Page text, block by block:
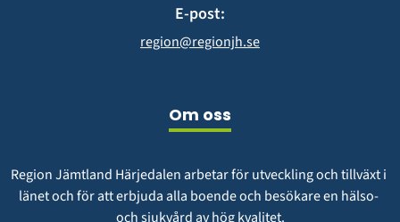
E-post:
region@regionjh.se
Om oss
Region Jämtland Härjedalen arbetar för utveckling och tillväxt i
länet och för att erbjuda alla boende och besökare en hälso-
och sjukvård av hög kvalitet.